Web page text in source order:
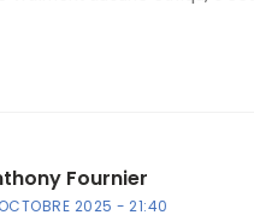
Fournier
2025 21:40